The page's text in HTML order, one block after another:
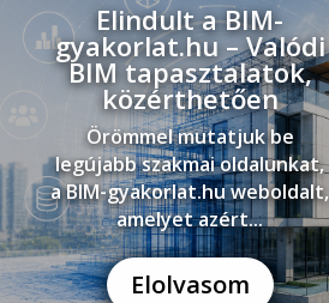
Elindult a BIM-
gyakorlat.hu – Valódi
BIM tapasztalatok,
közérthetően
Örömmel mutatjuk be
legújabb szakmai oldalunkat,
a BIM-gyakorlat.hu weboldalt,
amelyet azért...
Elolvasom